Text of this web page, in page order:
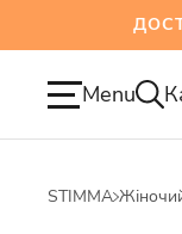
Menu
STIMMA